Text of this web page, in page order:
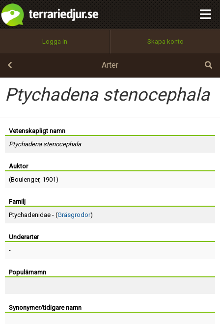
Logga in Skapa konto
Arter
Ptychadena stenocephala
Vetenskapligt namn
Ptychadena stenocephala
Auktor
(Boulenger, 1901)
Familj
Ptychadenidae - (Gräsgrodor)
Underarter
-
Populärnamn
Synonymer/tidigare namn
Utför
100%
OK
integritetspolicy
Namn:
Epost:
Användarnamn:
Lösenord:
Terms of Service
Begär nytt lösenord
Tillbaka till förstasidan